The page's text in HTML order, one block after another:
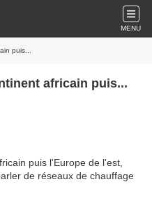
MENU
puis...
africain puis...
puis l'Europe de l'est,
de réseaux de chauffage